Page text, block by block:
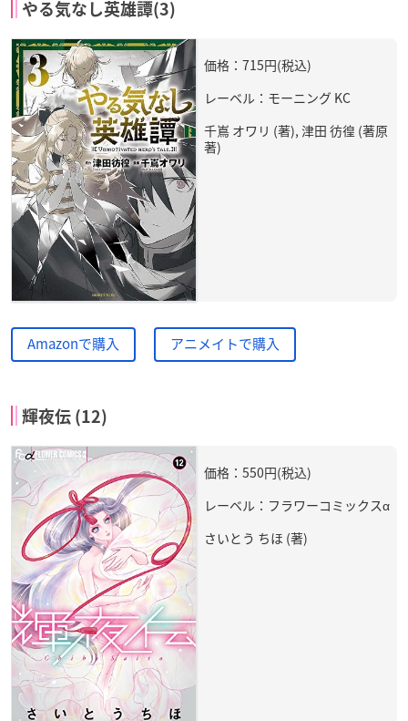
やる気なし英雄譚(3)
価格：715円(税込)
レーベル：モーニング KC
千嶌 オワリ (著), 津田 彷徨 (著原
著)
Amazonで購入 アニメイトで購入
輝夜伝 (12)
価格：550円(税込)
レーベル：フラワーコミックスα
さいとう ちほ (著)